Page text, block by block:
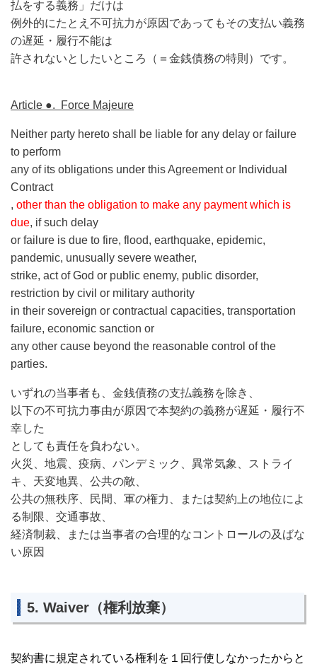
払をする義務」だけは
例外的にたとえ不可抗力が原因であってもその支払い義務
の遅延・履行不能は
許されないとしたいところ（＝金銭債務の特則）です。
Article ●. Force Majeure
Neither party hereto shall be liable for any delay or failure
to perform
any of its obligations under this Agreement or Individual
Contract
, other than the obligation to make any payment which is
due, if such delay
or failure is due to fire, flood, earthquake, epidemic,
pandemic, unusually severe weather,
strike, act of God or public enemy, public disorder,
restriction by civil or military authority
in their sovereign or contractual capacities, transportation
failure, economic sanction or
any other cause beyond the reasonable control of the
parties.
いずれの当事者も、金銭債務の支払義務を除き、
以下の不可抗力事由が原因で本契約の義務が遅延・履行不
幸した
としても責任を負わない。
火災、地震、疫病、パンデミック、異常気象、ストライ
キ、天変地異、公共の敵、
公共の無秩序、民間、軍の権力、または契約上の地位によ
る制限、交通事故、
経済制裁、または当事者の合理的なコントロールの及ばな
い原因
5. Waiver（権利放棄）
契約書に規定されている権利を１回行使しなかったからと